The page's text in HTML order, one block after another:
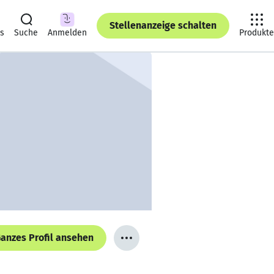
Suche Anmelden
Stellenanzeige schalten
Produkte
Profil ansehen